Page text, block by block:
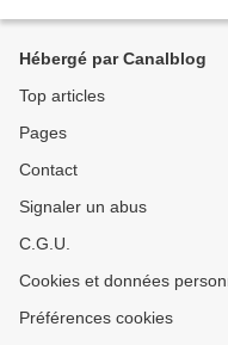
Hébergé par Canalblog
Top articles
Pages
Contact
Signaler un abus
C.G.U.
Cookies et données
Préférences cookies